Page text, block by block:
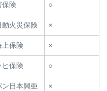
保険 ○
火災保険 ×
上保険 ×
ヒ保険 ○
日本興亜 ×